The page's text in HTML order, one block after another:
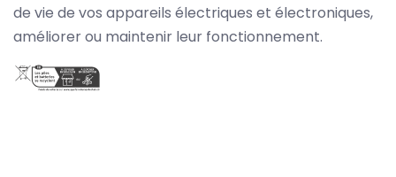
de vie de vos appareils électriques et électroniques,
améliorer ou maintenir leur fonctionnement.